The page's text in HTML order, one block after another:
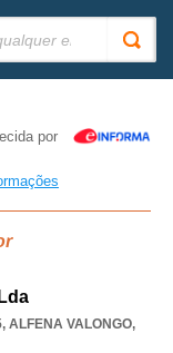
por
, ALFENA VALONGO,